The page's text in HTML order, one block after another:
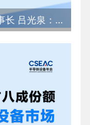
拓荆科技股份有限公司董事长 吕光泉：集成电路的两大难题，器件密度和带宽提升